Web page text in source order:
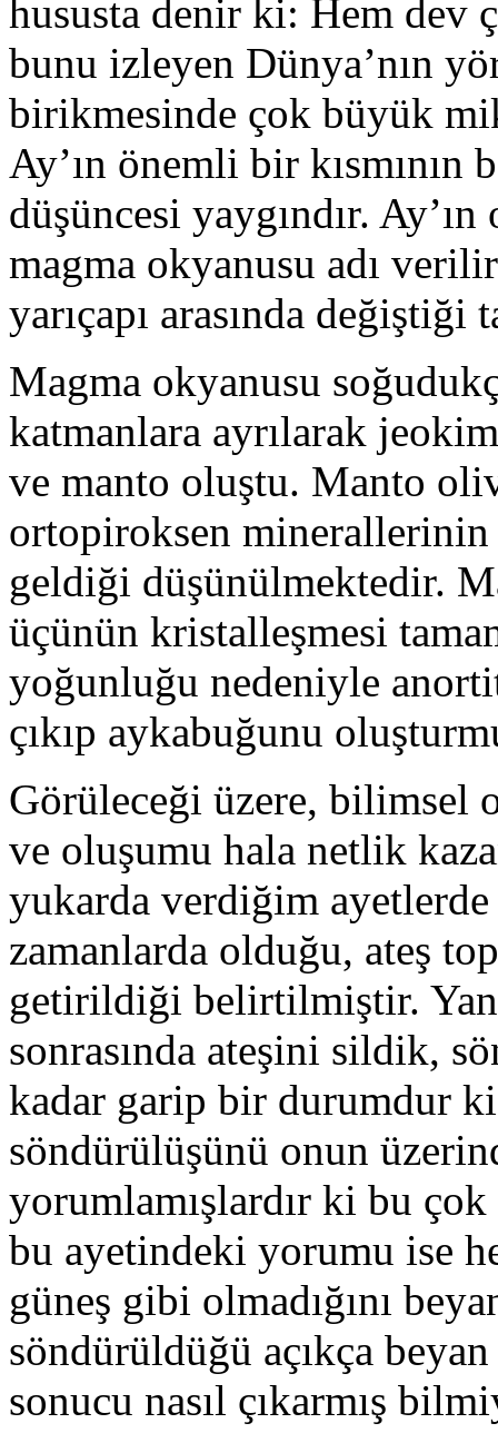
hususta denir ki: Hem dev
bunu izleyen Dünya’nın
birikmesinde çok büyük
Ay’ın önemli bir kısmının
düşüncesi yaygındır.
magma okyanusu adı
yarıçapı arasında
Magma okyanusu
katmanlara ayrılarak
ve manto oluştu. Manto
ortopiroksen minerallerinin
geldiği düşünülmektedir.
üçünün kristalleşmesi
yoğunluğu nedeniyle
çıkıp aykabuğunu
Görüleceği üzere, bilimsel
ve oluşumu hala netlik
yukarda verdiğim
zamanlarda olduğu, ateş
getirildiği belirtilmiştir.
sonrasında ateşini sildik,
kadar garip bir durumdur
söndürülüşünü onun
yorumlamışlardır ki bu
bu ayetindeki yorumu ise
güneş gibi olmadığını
söndürüldüğü açıkça
sonucu nasıl çıkarmış